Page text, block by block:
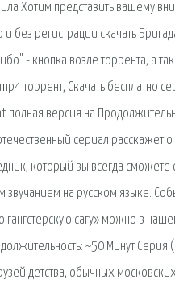
Хотим представить вашему
без регистрации скачать
- кнопка возле торрента, а
торрент, Скачать бесплатно
версия на
сериал расскажет
который вы всегда сможете
на русском языке.
сагу» можно в
~50 Минут Серия
детства, обычных